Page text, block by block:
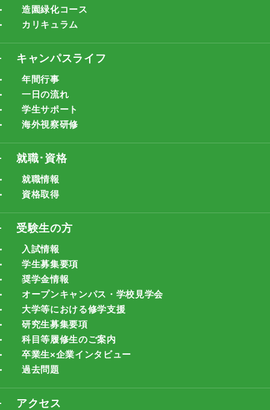
造園緑化コース
カリキュラム
キャンパスライフ
年間行事
一日の流れ
学生サポート
海外視察研修
就職･資格
就職情報
資格取得
受験生の方
入試情報
学生募集要項
奨学金情報
オープンキャンパス・学校見学会
大学等における修学支援
研究生募集要項
科目等履修生のご案内
卒業生×企業インタビュー
過去問題
アクセス